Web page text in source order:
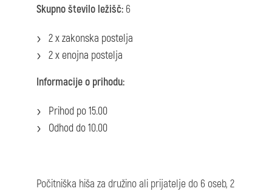
Skupno število ležišč: 6
2 x zakonska postelja
2 x enojna postelja
Informacije o prihodu:
Prihod po 15.00
Odhod do 10.00
Počitniška hiša za družino ali prijatelje do 6 oseb, 2